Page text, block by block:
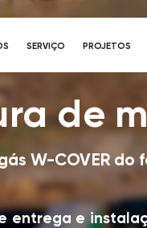
SERVIÇO PROJETOS
de
W-COVER
entrega e